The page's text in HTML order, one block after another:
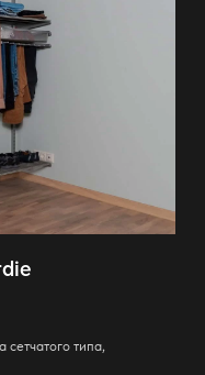
типа,